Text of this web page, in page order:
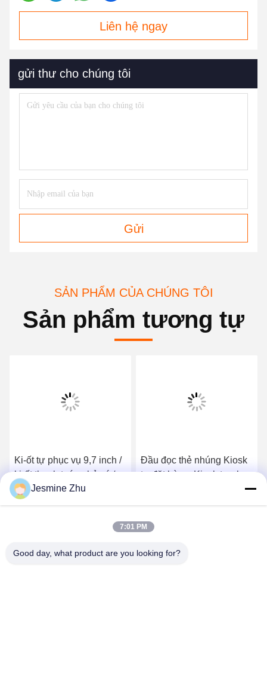
Liên hệ ngay
gửi thư cho chúng tôi
Gửi
SẢN PHẨM CỦA CHÚNG TÔI
Sản phẩm tương tự
Ki-ốt tự phục vụ 9,7 inch /
ki-ốt thanh toán nhỏ có /
không có Bộ rút tiền mặt,
Kiosk bán vé để bán vé
Nhận giá tốt nhất
Đầu đọc thẻ nhúng Kiosk
tự đặt hàng, Kiosk tự phục
Nhận giá tốt nhất
Jesmine Zhu
7:01 PM
Good day, what product are you looking for?